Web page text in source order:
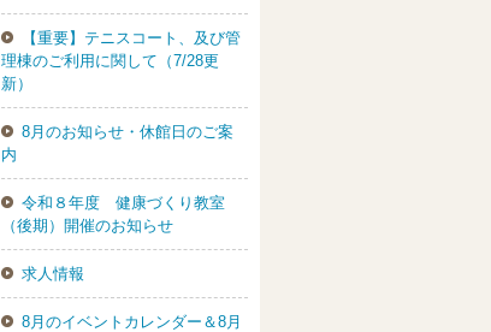
【重要】テニスコート、及び管
理棟のご利用に関して（7/28更
新）
8月のお知らせ・休館日のご案
内
令和８年度 健康づくり教室
（後期）開催のお知らせ
求人情報
8月のイベントカレンダー＆8月